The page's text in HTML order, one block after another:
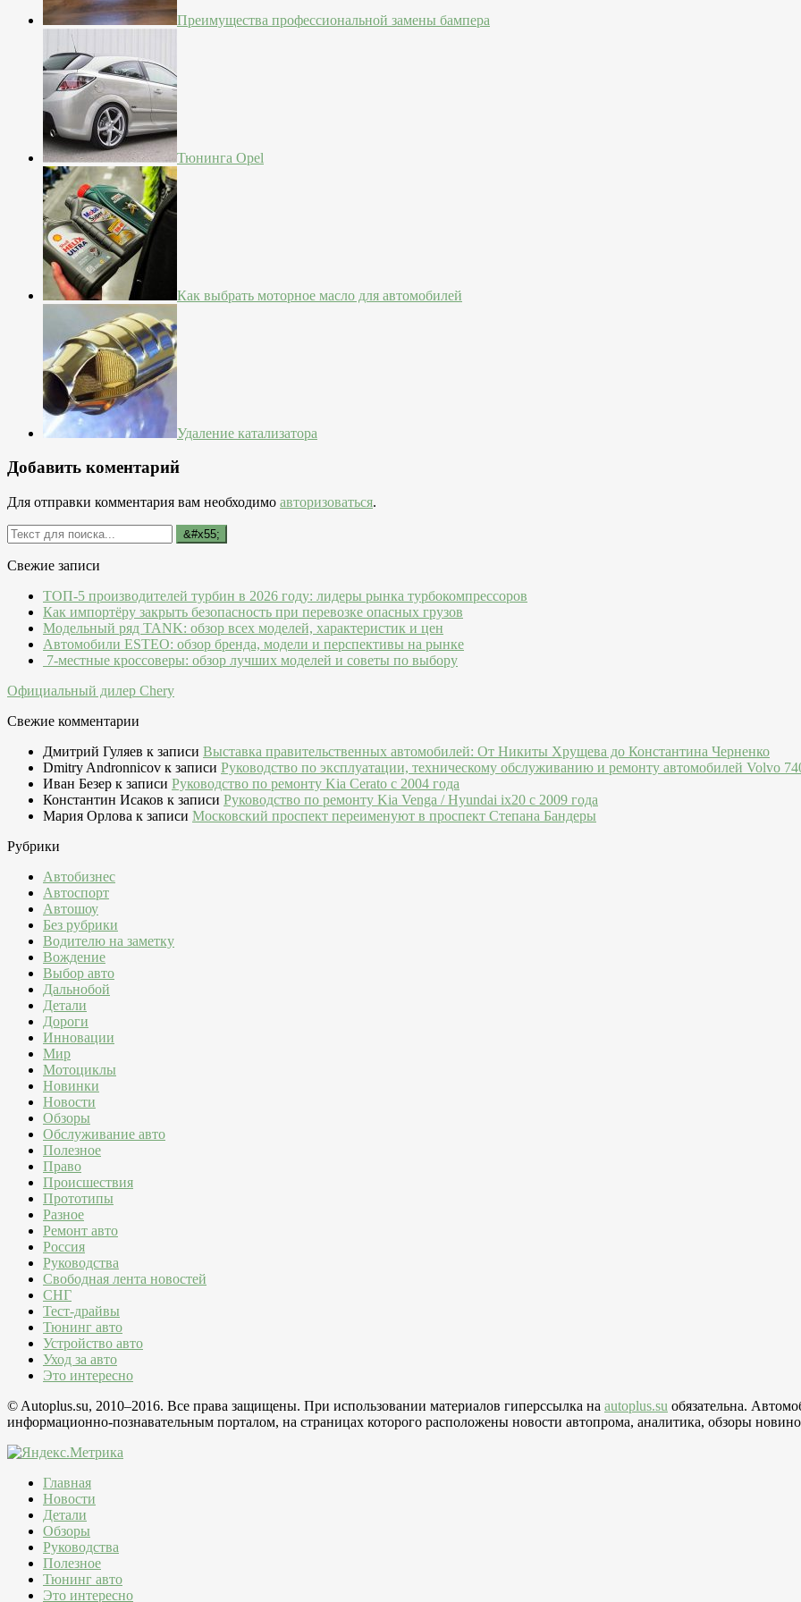
Преимущества профессиональной замены бампера
Тюнинга Opel
Как выбрать моторное масло для автомобилей
Удаление катализатора
Добавить коментарий
Для отправки комментария вам необходимо авторизоваться.
Свежие записи
ТОП-5 производителей турбин в 2026 году: лидеры рынка турбокомпрессоров
Как импортёру закрыть безопасность при перевозке опасных грузов
Модельный ряд TANK: обзор всех моделей, характеристик и цен
Автомобили ESTEO: обзор бренда, модели и перспективы на рынке
7-местные кроссоверы: обзор лучших моделей и советы по выбору
Официальный дилер Chery
Свежие комментарии
Дмитрий Гуляев к записи Выставка правительственных автомобилей: От Никиты Хрущева до Константина Черненко
Dmitry Andronnicov к записи Руководство по эксплуатации, техническому обслуживанию и ремонту автомобилей Volvo
Иван Безер к записи Руководство по ремонту Kia Cerato c 2004 года
Константин Исаков к записи Руководство по ремонту Kia Venga / Hyundai ix20 c 2009 года
Мария Орлова к записи Московский проспект переименуют в проспект Степана Бандеры
Рубрики
Автобизнес
Автоспорт
Автошоу
Без рубрики
Водителю на заметку
Вождение
Выбор авто
Дальнобой
Детали
Дороги
Инновации
Мир
Мотоциклы
Новинки
Новости
Обзоры
Обслуживание авто
Полезное
Право
Происшествия
Прототипы
Разное
Ремонт авто
Россия
Руководства
Свободная лента новостей
СНГ
Тест-драйвы
Тюнинг авто
Устройство авто
Уход за авто
Это интересно
© Autoplus.su, 2010–2016. Все права защищены. При использовании материалов гиперссылка на autoplus.su обязательна.
информационно-познавательным порталом, на страницах которого расположены новости автопрома, аналитика, обзоры
Главная
Новости
Детали
Обзоры
Руководства
Полезное
Тюнинг авто
Это интересно